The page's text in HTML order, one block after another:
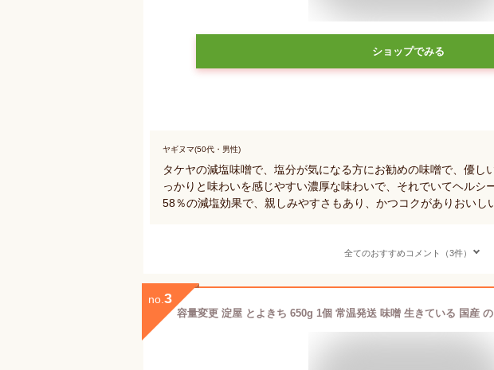
ショップでみる
ヤギヌマ(50代・男性)
タケヤの減塩味噌で、塩分が気になる方にお勧めの味噌で、優し
っかりと味わいを感じやすい濃厚な味わいで、それでいてヘルシ
58％の減塩効果で、親しみやすさもあり、かつコクがありおいし
全てのおすすめコメント（3件）
no. 3